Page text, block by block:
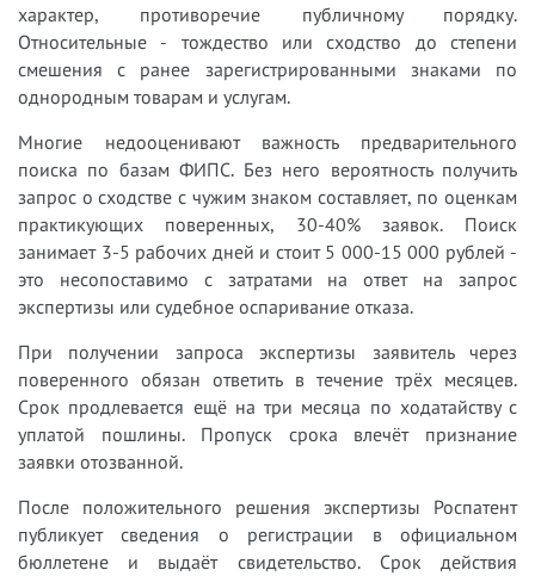
характер, противоречие публичному порядку.
Относительные - тождество или сходство до степени
смешения с ранее зарегистрированными знаками по
однородным товарам и услугам.
Многие недооценивают важность предварительного
поиска по базам ФИПС. Без него вероятность получить
запрос о сходстве с чужим знаком составляет, по оценкам
практикующих поверенных, 30-40% заявок. Поиск
занимает 3-5 рабочих дней и стоит 5 000-15 000 рублей -
это несопоставимо с затратами на ответ на запрос
экспертизы или судебное оспаривание отказа.
При получении запроса экспертизы заявитель через
поверенного обязан ответить в течение трёх месяцев.
Срок продлевается ещё на три месяца по ходатайству с
уплатой пошлины. Пропуск срока влечёт признание
заявки отозванной.
После положительного решения экспертизы Роспатент
публикует сведения о регистрации в официальном
бюллетене и выдаёт свидетельство. Срок действия